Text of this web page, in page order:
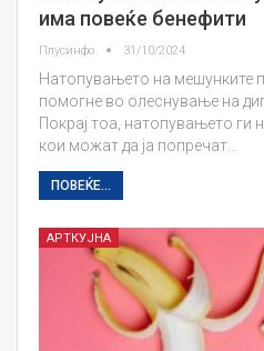
има повеќе бенефити
Плусинфо 31/10/2024
Натопувањето на мешунките
помогне во олеснување на
Покрај тоа, натопувањето ги
кои можат да ја попречат…
ПОВЕЌЕ...
АРТКУЈНА